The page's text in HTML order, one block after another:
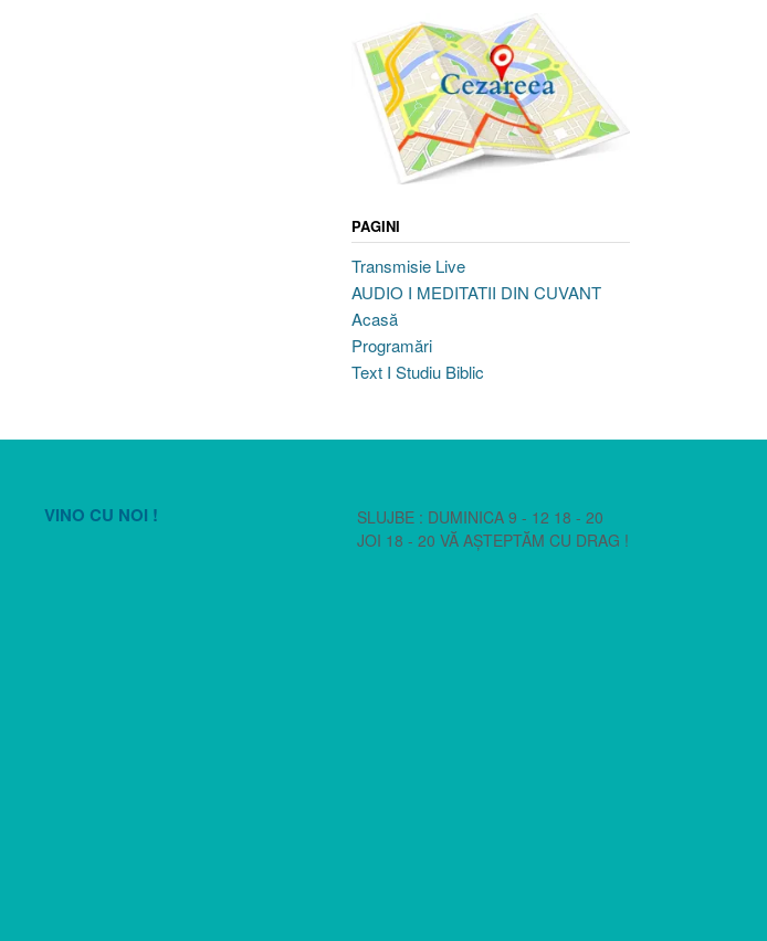
PAGINI
Transmisie Live
AUDIO I MEDITATII DIN CUVANT
Acasă
Programări
Text I Studiu Biblic
VINO CU NOI !
SLUJBE : DUMINICA 9 - 12 18 - 20
JOI 18 - 20 VĂ AȘTEPTĂM CU DRAG !